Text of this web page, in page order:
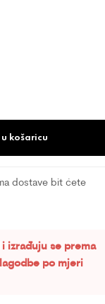
košaricu
dostave bit ćete
izrađuju se prema
po mjeri